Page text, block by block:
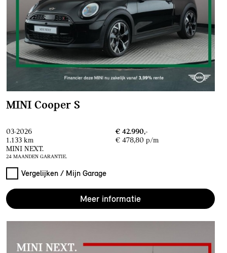
MINI Cooper S
03-2026
€ 42.990,-
1.133 km
€ 478,80 p/m
MINI NEXT.
24 MAANDEN GARANTIE.
Vergelijken / Mijn Garage
Meer informatie